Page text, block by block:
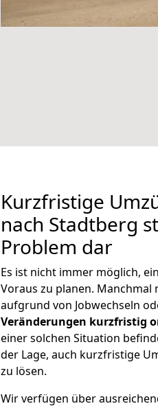
Kurzfristige
nach Stadtberg
Problem dar
Es ist nicht immer möglich,
Voraus zu planen. Manchmal
aufgrund von Jobwechseln
Veränderungen kurzfristig
einer solchen Situation
der Lage, auch kurzfristige
zu lösen.
Wir verfügen über